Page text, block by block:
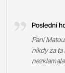
Poslední
Paní
nikdy za